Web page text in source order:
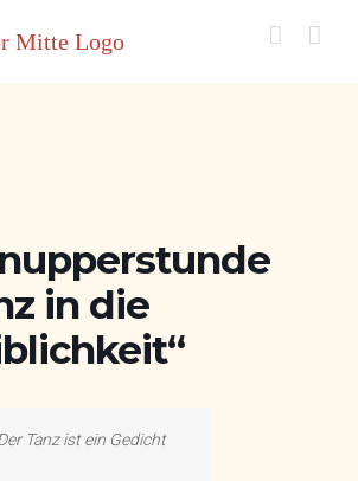
in die
Tanz ist ein Gedicht